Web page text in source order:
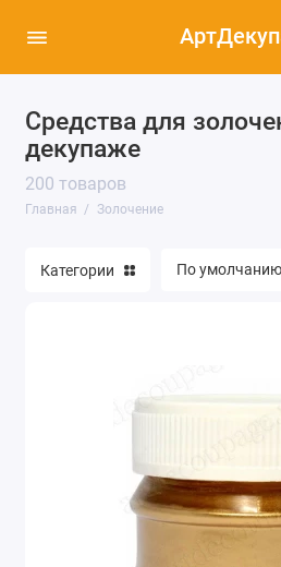
Средства для
декупаже
200 товаров
Главная Золочение
Категории